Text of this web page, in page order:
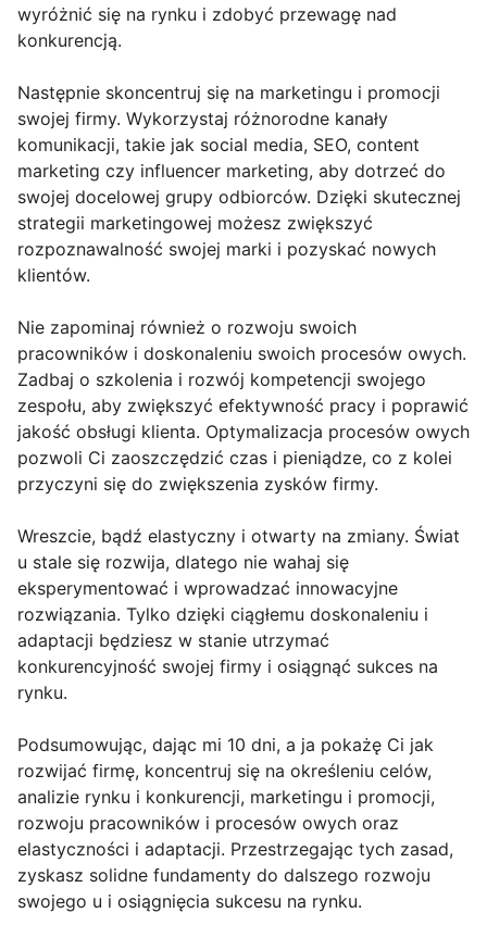
wyróżnić się na rynku i zdobyć przewagę nad
konkurencją.
Następnie skoncentruj się na marketingu i promocji
swojej firmy. Wykorzystaj różnorodne kanały
komunikacji, takie jak social media, SEO, content
marketing czy influencer marketing, aby dotrzeć do
swojej docelowej grupy odbiorców. Dzięki skutecznej
strategii marketingowej możesz zwiększyć
rozpoznawalność swojej marki i pozyskać nowych
klientów.
Nie zapominaj również o rozwoju swoich
pracowników i doskonaleniu swoich procesów owych.
Zadbaj o szkolenia i rozwój kompetencji swojego
zespołu, aby zwiększyć efektywność pracy i poprawić
jakość obsługi klienta. Optymalizacja procesów owych
pozwoli Ci zaoszczędzić czas i pieniądze, co z kolei
przyczyni się do zwiększenia zysków firmy.
Wreszcie, bądź elastyczny i otwarty na zmiany. Świat
u stale się rozwija, dlatego nie wahaj się
eksperymentować i wprowadzać innowacyjne
rozwiązania. Tylko dzięki ciągłemu doskonaleniu i
adaptacji będziesz w stanie utrzymać
konkurencyjność swojej firmy i osiągnąć sukces na
rynku.
Podsumowując, dając mi 10 dni, a ja pokażę Ci jak
rozwijać firmę, koncentruj się na określeniu celów,
analizie rynku i konkurencji, marketingu i promocji,
rozwoju pracowników i procesów owych oraz
elastyczności i adaptacji. Przestrzegając tych zasad,
zyskasz solidne fundamenty do dalszego rozwoju
swojego u i osiągnięcia sukcesu na rynku.